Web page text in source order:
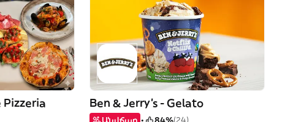
Pizzeria Ben & Jerry's - Gelato